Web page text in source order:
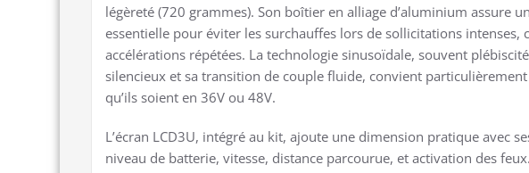
légèreté (720 grammes). Son boîtier en alliage d’aluminium assure
essentielle pour éviter les surchauffes lors de sollicitations intenses,
accélérations répétées. La technologie sinusoïdale, souvent
silencieux et sa transition de couple fluide, convient
qu’ils soient en 36V ou 48V.
L’écran LCD3U, intégré au kit, ajoute une dimension pratique avec
niveau de batterie, vitesse, distance parcourue, et activation des